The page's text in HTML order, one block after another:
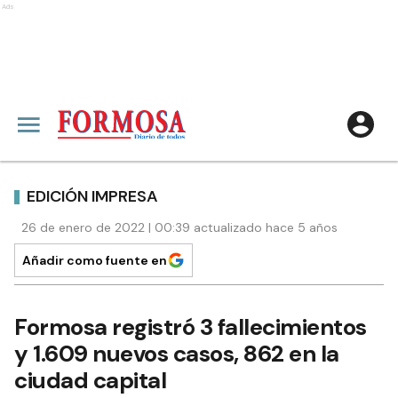
Ads
EDICIÓN IMPRESA
26 de enero de 2022 | 00:39 actualizado hace 5 años
Añadir como fuente en
Formosa registró 3 fallecimientos
y 1.609 nuevos casos, 862 en la
ciudad capital